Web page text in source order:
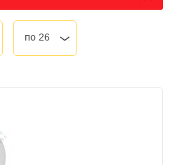
по 26